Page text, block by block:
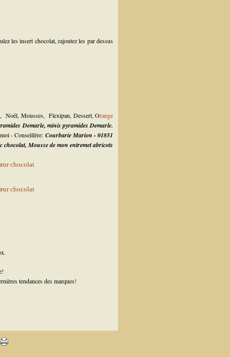
les insert chocolat, rajoutez les par dessus
, Noël, Mousses, Flexipan, Dessert, Orange
Demarle, minis pyramides Demarle.
- Conseillère: Courbarie Marion - 01851
chocolat, Mousse de mon entremet abricots
tendances des marques!